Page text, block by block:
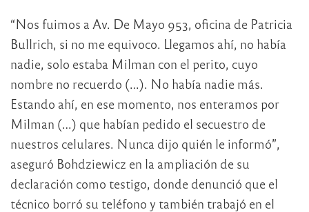
“Nos fuimos a Av. De Mayo 953, oficina de Patricia
Bullrich, si no me equivoco. Llegamos ahí, no había
nadie, solo estaba Milman con el perito, cuyo
nombre no recuerdo (…). No había nadie más.
Estando ahí, en ese momento, nos enteramos por
Milman (…) que habían pedido el secuestro de
nuestros celulares. Nunca dijo quién le informó”,
aseguró Bohdziewicz en la ampliación de su
declaración como testigo, donde denunció que el
técnico borró su teléfono y también trabajó en el